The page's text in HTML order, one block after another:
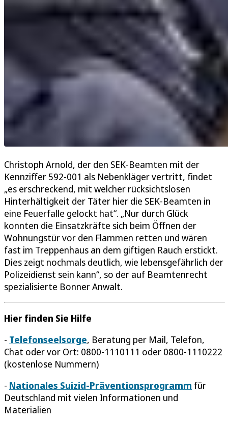
Christoph Arnold, der den SEK-Beamten mit der
Kennziffer 592-001 als Nebenkläger vertritt, findet
„es erschreckend, mit welcher rücksichtslosen
Hinterhältigkeit der Täter hier die SEK-Beamten in
eine Feuerfalle gelockt hat“. „Nur durch Glück
konnten die Einsatzkräfte sich beim Öffnen der
Wohnungstür vor den Flammen retten und wären
fast im Treppenhaus an dem giftigen Rauch erstickt.
Dies zeigt nochmals deutlich, wie lebensgefährlich der
Polizeidienst sein kann“, so der auf Beamtenrecht
spezialisierte Bonner Anwalt.
Hier finden Sie Hilfe
- Telefonseelsorge, Beratung per Mail, Telefon,
Chat oder vor Ort: 0800-1110111 oder 0800-1110222
(kostenlose Nummern)
- Nationales Suizid-Präventionsprogramm für
Deutschland mit vielen Informationen und
Materialien